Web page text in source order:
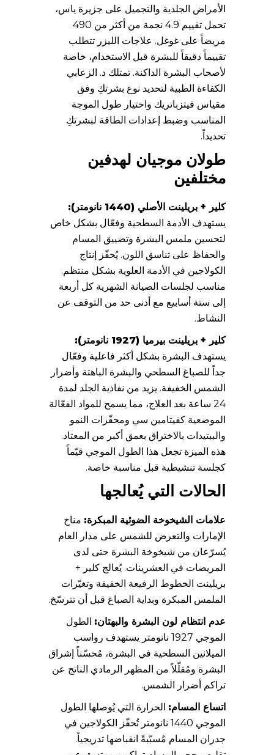
الأمراض الجلدية والتجميل على جزيرة ياس،
تحمل تقييم 4.9 نجمة من أكثر من 490
مريضاً على غوغل. علاجات الليزر تتطلب
تقييماً دقيقاً للبشرة قبل الاستخدام، خاصة
لأصحاب البشرة الداكنة. تمتلك د. الزعابي
الكفاءة الطبية لتحديد نوع بشرتكِ وفق
مقياس فيتزباتريك واختيار طول الموجة
المناسب وضبط إعدادات الطاقة لبشرتكِ
تحديداً.
طولان موجيان لهدفين
مختلفين
كلير + بريلينت الأصلي (1440 نانومتر):
يستهدف الأدمة السطحية وفعّال بشكل خاص
لتحسين ملمس البشرة وتضييق المسام
والحفاظ على تناسق اللون. يُحفّز إنتاج
الكولاجين في الأدمة العلوية بشكل منتظم.
مناسب لجلسات الصيانة الشهرية كل أربعة
إلى ستة أسابيع مع أدنى حد من التوقف عن
النشاط.
كلير + بريلينت بيرميا (1927 نانومتر):
يستهدف البشرة بشكل أكثر فاعلية وفعّال
جداً للصباغ السطحي والبشرة الباهتة وأضرار
الشمس الخفيفة. يزيد من نفاذية الجلد لمدة
24 ساعة بعد العلاج، مما يسمح للمواد الفعّالة
الموضعية كفيتامين سي ومحفّزات النمو
والببتيدات بالاختراق بعمق أكبر من المعتاد.
هذه الميزة تجعل هذا الطول الموجي قيّماً
كجلسة تنشيطية قبل مناسبة خاصة.
الحالات التي يُعالجها
علامات الشيخوخة الضوئية المبكرة: مناخ
الإمارات والتعرض للشمس على مدار العام
يُسرّعان من شيخوخة البشرة حتى لدى
المريضات في العشرينات. يُعالج كلير +
بريلينت الخطوط الرفيعة الخفيفة وتغيّرات
الملمس المبكرة وبداية الصباغ قبل أن تترسّخ.
عدم انتظام لون البشرة والبهتان: الطول
الموجي 1927 نانومتر يستهدف رواسب
الميلانين السطحية في البشرة، مُحسّناً إشراق
البشرة ومُقلّلاً من المظهر الرمادي الناتج عن
تراكم أضرار الشمس.
اتساع المسام: الحرارة التي يُوصلها الطول
الموجي 1440 نانومتر تُحفّز الكولاجين في
جدران المسام مُسبّبةً انقباضها تدريجياً.